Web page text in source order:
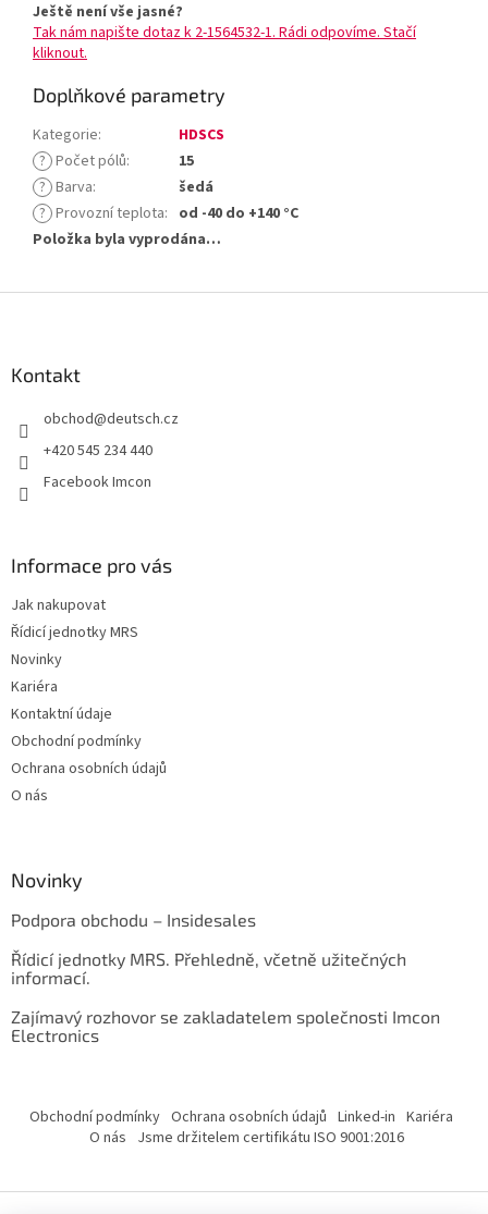
Ještě není vše jasné?
Tak nám napište dotaz k 2-1564532-1. Rádi odpovíme. Stačí
kliknout.
Doplňkové parametry
Kategorie:
HDSCS
? Počet pólů:
15
? Barva:
šedá
? Provozní teplota: od -40 do +140 °C
Položka byla vyprodána…
Kontakt
obchod@deutsch.cz
+420 545 234 440
Facebook Imcon
Informace pro vás
Jak nakupovat
Řídicí jednotky MRS
Novinky
Kariéra
Kontaktní údaje
Obchodní podmínky
Ochrana osobních údajů
O nás
Novinky
Podpora obchodu – Insidesales
Řídicí jednotky MRS. Přehledně, včetně užitečných
informací.
Zajímavý rozhovor se zakladatelem společnosti Imcon
Electronics
Obchodní podmínky Ochrana osobních údajů Linked-in Kariéra
O nás Jsme držitelem certifikátu ISO 9001:2016